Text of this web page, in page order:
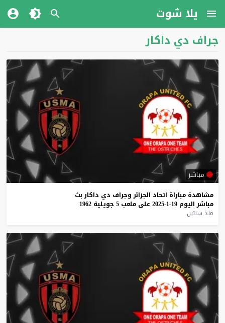
يلا شوت
جراف دي داكار
مباشر
مشاهدة مباراة اتحاد الجزائر وجراف دي داكار بث
مباشر اليوم 19-1-2025 على ملعب 5 جويلية 1962
منذ سنتين